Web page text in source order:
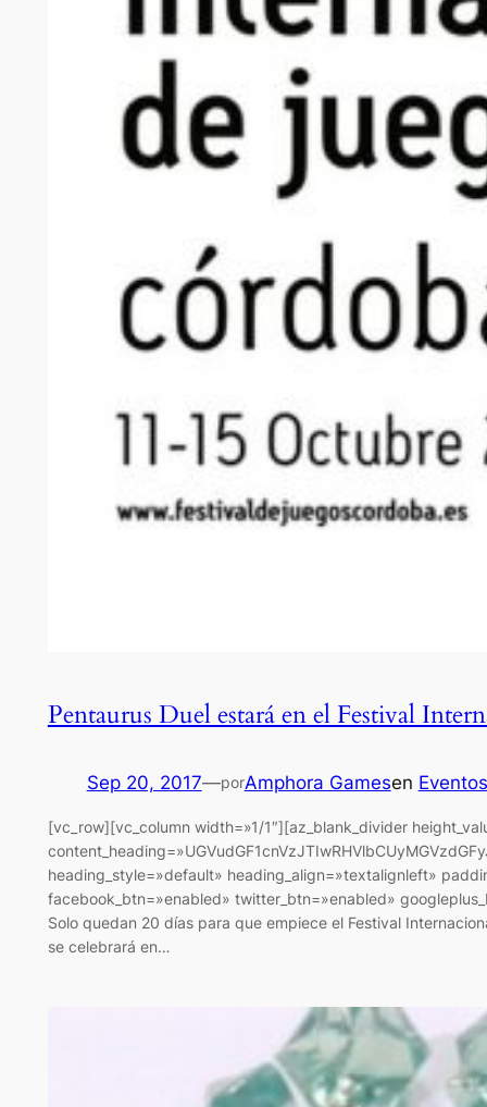
Pentaurus Duel estará en el Festival
Sep 20, 2017—porAmphora Gamesen Eventos
[vc_row][vc_column width=»1/1″][az_blank_divider
heading_style=»default» heading_align=»textalignleft»
facebook_btn=»enabled» twitter_btn=»enabled»
Solo quedan 20 días para que empiece el Festival
se celebrará en…